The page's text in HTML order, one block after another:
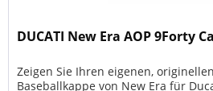
DUCATI New Era AOP 9Forty
Zeigen Sie Ihren eigenen,
Baseballkappe von New Era für